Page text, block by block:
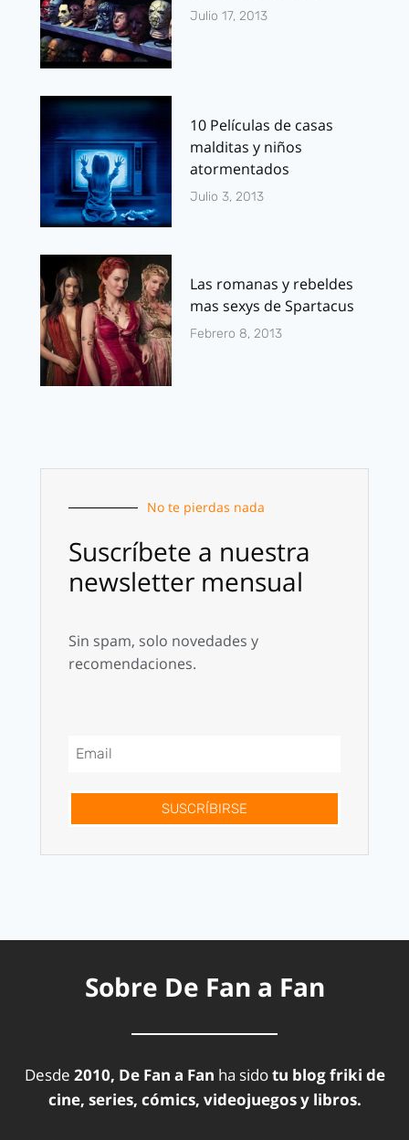
Julio 17, 2013
10 Películas de casas
malditas y niños
atormentados
Julio 3, 2013
Las romanas y rebeldes
mas sexys de Spartacus
Febrero 8, 2013
No te pierdas nada
Suscríbete a nuestra
newsletter mensual
Sin spam, solo novedades y
recomendaciones.
SUSCRÍBIRSE
Sobre De Fan a Fan
Desde 2010, De Fan a Fan ha sidotu blog friki de
cine, series, cómics, videojuegos y libros.